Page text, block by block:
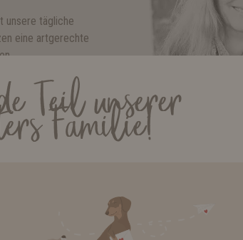
unsere tägliche
eine artgerechte
Tier. Unsere
Materialien
Zeitgeist.
Umwelt- und
Darüber
unserer
Teil unserer
Familie!